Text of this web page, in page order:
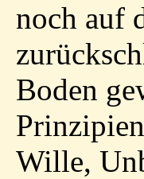
noch auf
Boden
Wille,